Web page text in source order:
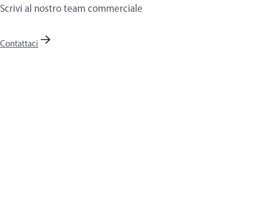
Scrivi al nostro team commerciale
Contattaci